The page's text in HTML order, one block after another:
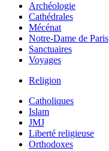
Archéologie
Cathédrales
Mécénat
Notre-Dame de Paris
Sanctuaires
Voyages
Religion
Catholiques
Islam
JMJ
Liberté religieuse
Orthodoxes